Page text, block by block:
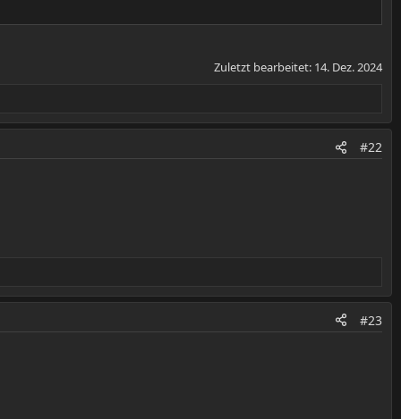
Zuletzt bearbeitet: 14. Dez. 2024
#22
#23